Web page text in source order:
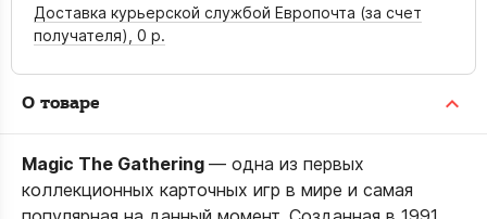
Доставка курьерской службой Европочта (за счет
получателя), 0 р.
О товаре
Magic The Gathering — одна из первых
коллекционных карточных игр в мире и самая